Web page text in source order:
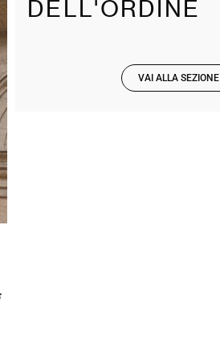
DELL'ORDINE
VAI ALLA SEZIONE